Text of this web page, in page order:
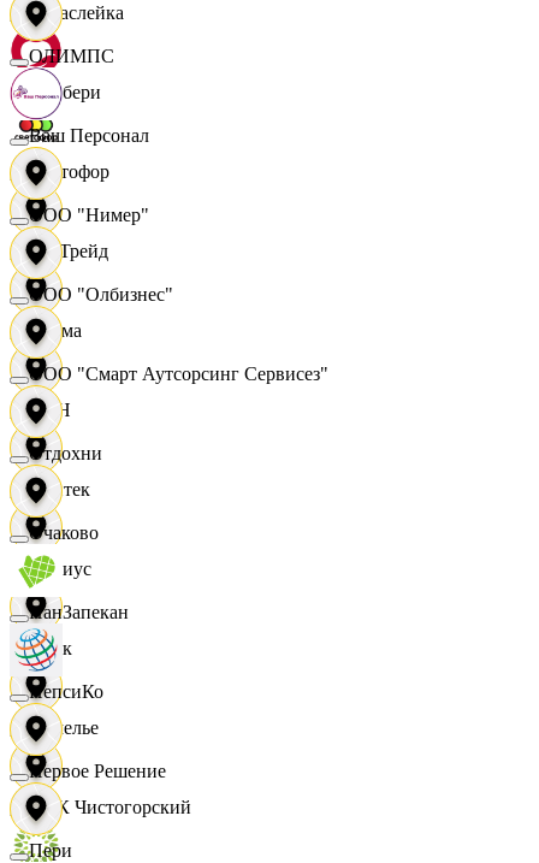
Саваслейка
Самбери
Светофор
СетТрейд
Сигма
СИН
Синтек
Сириус
Смак
Сомелье
СПК Чистогорский
ОЛИМПС
Ваш Персонал
ООО "Нимер"
ООО "Олбизнес"
ООО "Смарт Аутсорсинг Сервисез"
Отдохни
Очаково
ПанЗапекан
ПепсиКо
Первое Решение
Пери